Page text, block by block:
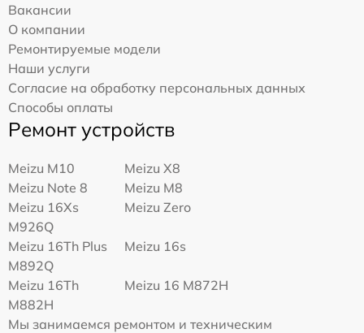
Вакансии
О компании
Ремонтируемые модели
Наши услуги
Согласие на обработку персональных данных
Способы оплаты
Ремонт устройств
Meizu M10
Meizu X8
Meizu Note 8
Meizu M8
Meizu 16Xs
M926Q
Meizu Zero
Meizu 16Th Plus
M892Q
Meizu 16s
Meizu 16Th
M882H
Meizu 16 M872H
Мы занимаемся ремонтом и техническим